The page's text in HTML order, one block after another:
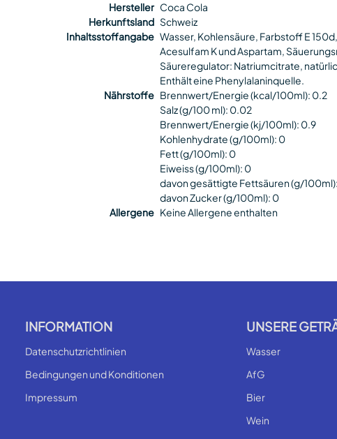
Hersteller Coca Cola
Herkunftsland Schweiz
Inhaltsstoffangabe Wasser, Kohlensäure, Farbstoff E
Acesulfam K und Aspartam,
Säureregulator: Natriumcitrate,
Enthält eine Phenylalaninquelle.
Nährstoffe Brennwert/Energie (kcal/100ml): 0.2
Salz (g/100 ml): 0.02
Brennwert/Energie (kj/100ml): 0.9
Kohlenhydrate (g/100ml): 0
Fett (g/100ml): 0
Eiweiss (g/100ml): 0
davon gesättigte Fettsäuren (g/
davon Zucker (g/100ml): 0
Allergene Keine Allergene enthalten
INFORMATION
Datenschutzrichtlinien
Bedingungen und Konditionen
Impressum
UNSERE
Wasser
AfG
Bier
Wein